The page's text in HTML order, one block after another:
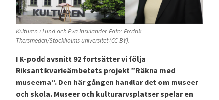
Kulturen i Lund och Eva Insulander. Foto: Fredrik
Thersmeden/Stockholms universitet (CC BY).
I K-podd avsnitt 92 fortsätter vi följa
Riksantikvarieämbetets projekt ”Räkna med
museerna”. Den här gången handlar det om museer
och skola. Museer och kulturarvsplatser spelar en